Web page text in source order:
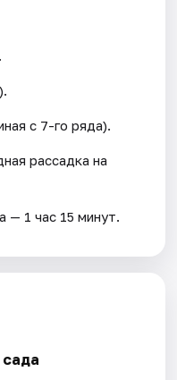
с 7-го ряда).
рассадка на
— 1 час 15 минут.